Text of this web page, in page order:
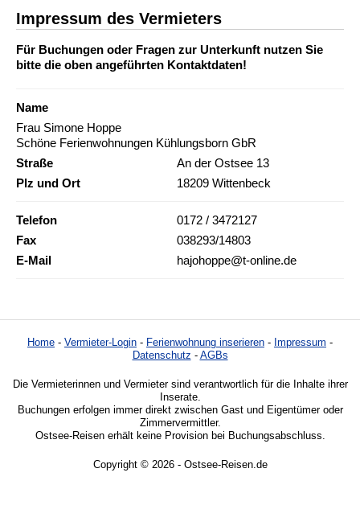
Impressum des Vermieters
Für Buchungen oder Fragen zur Unterkunft nutzen Sie
bitte die oben angeführten Kontaktdaten!
Name
Frau Simone Hoppe
Schöne Ferienwohnungen Kühlungsborn GbR
Straße
An der Ostsee 13
Plz und Ort
18209 Wittenbeck
Telefon
0172 / 3472127
Fax
038293/14803
E-Mail
hajohoppe@t-online.de
Home - Vermieter-Login - Ferienwohnung inserieren - Impressum -
Datenschutz - AGBs
Die Vermieterinnen und Vermieter sind verantwortlich für die Inhalte ihrer
Inserate.
Buchungen erfolgen immer direkt zwischen Gast und Eigentümer oder
Zimmervermittler.
Ostsee-Reisen erhält keine Provision bei Buchungsabschluss.
Copyright © 2026 - Ostsee-Reisen.de